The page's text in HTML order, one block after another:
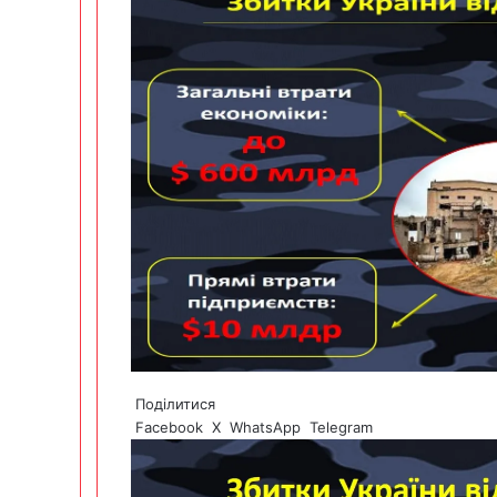
Поділитися
Facebook X WhatsApp Telegram